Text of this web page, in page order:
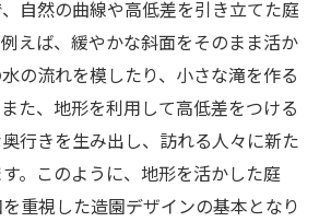
自然の曲線や高低差を引き立てた庭
えば、緩やかな斜面をそのまま活か
の流れを模したり、小さな滝を作る
た、地形を利用して高低差をつける
行きを生み出し、訪れる人々に新た
。このように、地形を活かした庭
重視した造園デザインの基本となり